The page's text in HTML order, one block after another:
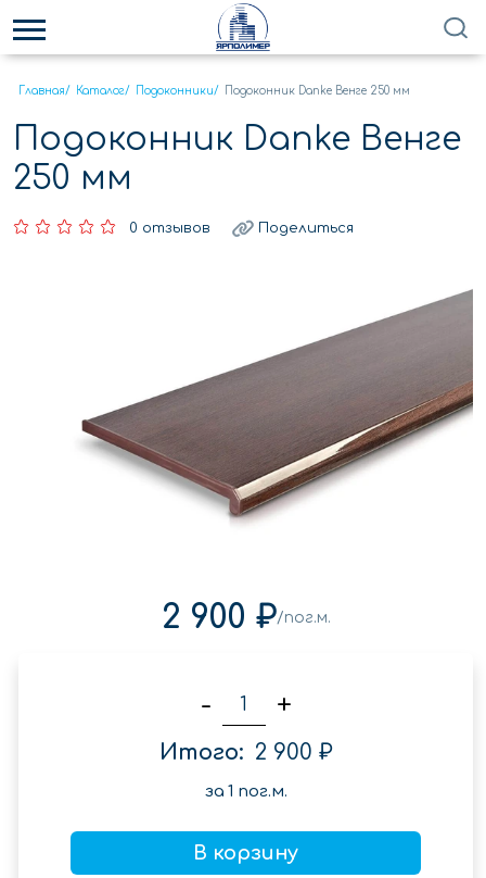
Главная/ Каталог/ Подоконники/ Подоконник Danke Венге 250 мм
Подоконник Danke Венге
250 мм
0 отзывов Поделиться
2 900 ₽/пог.м.
- +
Итого: 2 900 ₽
за 1 пог.м.
В корзину